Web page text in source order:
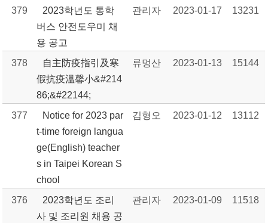
379
2023학년도 통학
버스 안전도우미 채
용 공고
관리자 2023-01-17 13231
378
自主防疫指引及寒
假抗疫溫馨小&#214
86;&#22144;
류멍산 2023-01-13 15144
377
Notice for 2023 par
t-time foreign langua
ge(English) teacher
s in Taipei Korean S
chool
김형오 2023-01-12 13112
376
2023학년도 조리
사 및 조리원 채용 공
관리자 2023-01-09 11518